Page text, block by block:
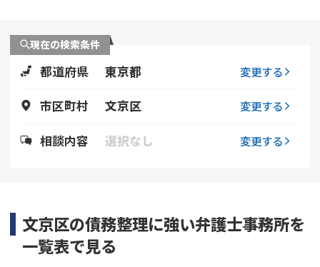
現在の検索条件
都道府県 東京都 変更する
市区町村 文京区 変更する
相談内容 選択なし 変更する
文京区の債務整理に強い弁護士事務所を
一覧表で見る